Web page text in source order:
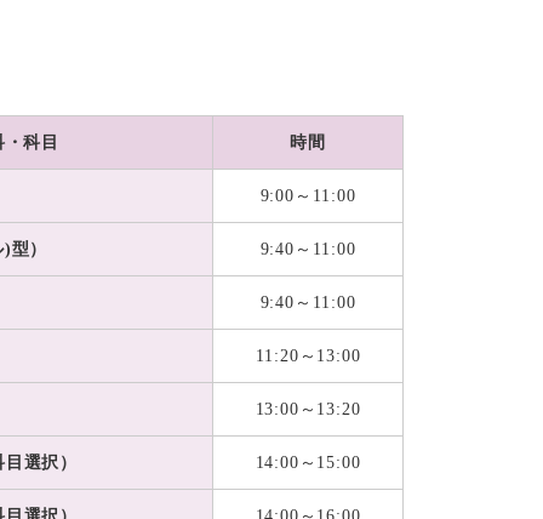
・科目 時間
9:00～11:00
） 9:40～11:00
9:40～11:00
11:20～13:00
13:00～13:20
選択） 14:00～15:00